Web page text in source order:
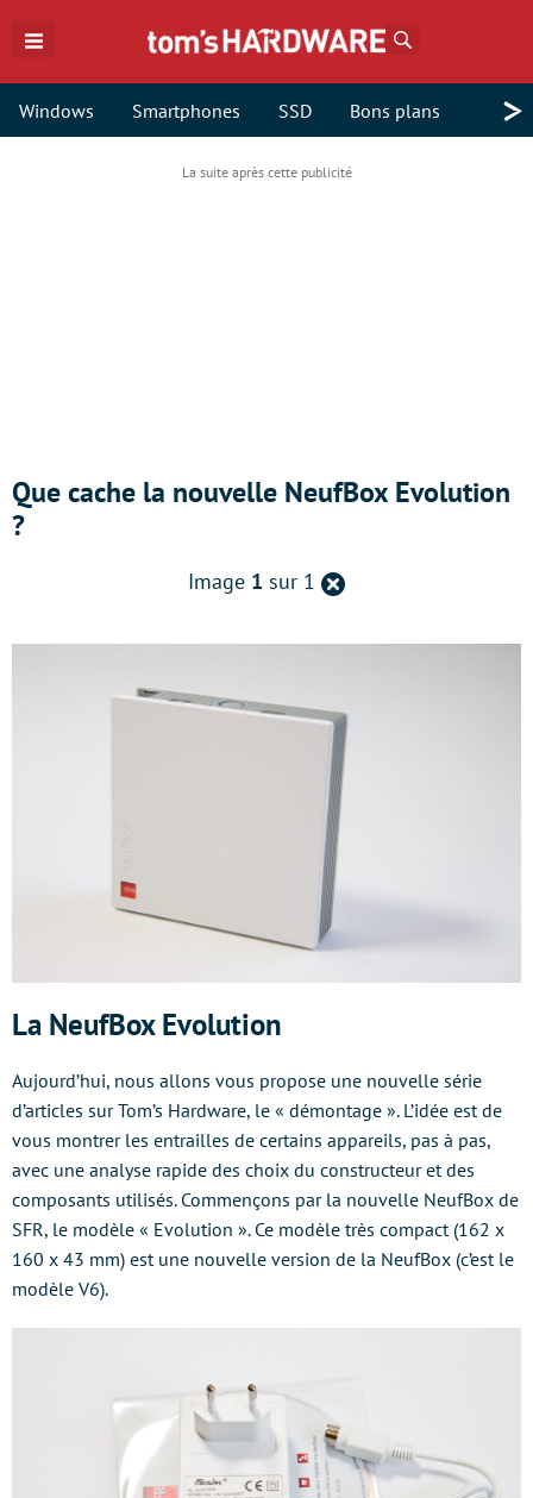
Windows Smartphones SSD Bons plans >
Que cache la nouvelle NeufBox Evolution
?
Image 1 sur 1 Retour
la
La NeufBox Evolution
Aujourd’hui, nous allons vous propose une nouvelle série
d’articles sur Tom’s Hardware, le « démontage ». L’idée est de
vous montrer les entrailles de certains appareils, pas à pas,
avec une analyse rapide des choix du constructeur et des
composants utilisés. Commençons par la nouvelle NeufBox de
SFR, le modèle « Evolution ». Ce modèle très compact (162 x
160 x 43 mm) est une nouvelle version de la NeufBox (c’est le
modèle V6).